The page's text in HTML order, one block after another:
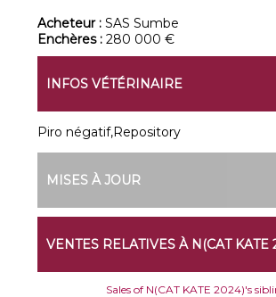
Acheteur :SAS Sumbe
Enchères :280 000 €
INFOS VÉTÉRINAIRE
Piro négatif,Repository
MISES À JOUR
VENTES RELATIVES À N(CAT KATE
Sales of N(CAT KATE 2024)'s